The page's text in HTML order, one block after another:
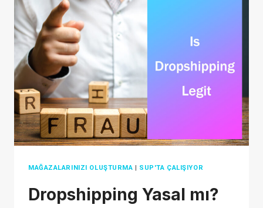
PAGE
BUILDER
FOR
SHOPIFY
IN
2026?
MAĞAZALARINIZI OLUŞTURMA | SUP'TA ÇALIŞIYOR
Dropshipping Yasal mı?